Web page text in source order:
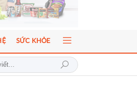
Đột phá mới trong phát triển Y học bào thai
SỨC KHỎE